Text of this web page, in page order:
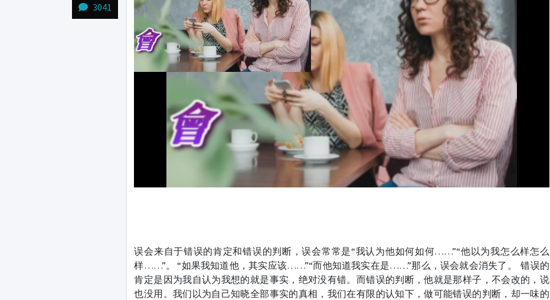
3041
误会来自于错误的肯定和错误的判断，误会常常是“我认为他如何如何……”“他以为我怎么样怎么
样……”。 “如果我知道他，其实应该……”“而他知道我实在是……”那么，误会就会消失了。
错误的
肯定是因为我自认为我想的就是事实，绝对没有错。而错误的判断，他就是那样子，不会改的，说
也没用。我们以为自己知晓全部事实的真相，我们在有限的认知下，做可能错误的判断，却一味的